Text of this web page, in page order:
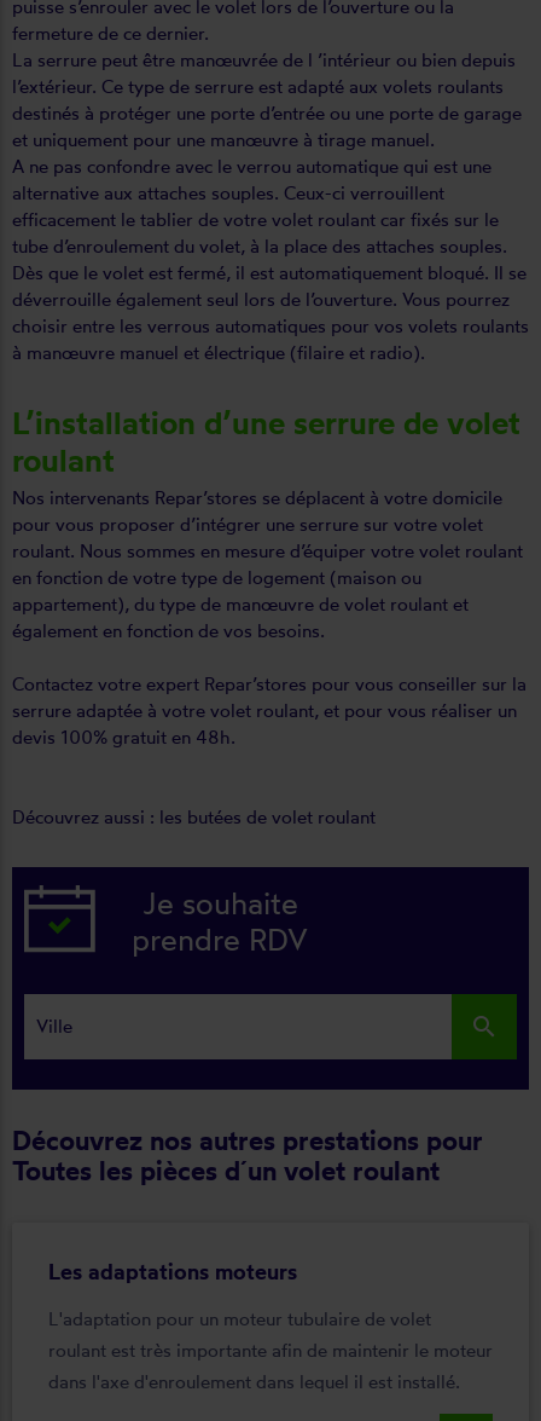
puisse s’enrouler avec le volet lors de l’ouverture ou la
fermeture de ce dernier.
La serrure peut être manœuvrée de l ’intérieur ou bien depuis
l’extérieur. Ce type de serrure est adapté aux volets roulants
destinés à protéger une porte d’entrée ou une porte de garage
et uniquement pour une manœuvre à tirage manuel.
A ne pas confondre avec le verrou automatique qui est une
alternative aux attaches souples. Ceux-ci verrouillent
efficacement le tablier de votre volet roulant car fixés sur le
tube d’enroulement du volet, à la place des attaches souples.
Dès que le volet est fermé, il est automatiquement bloqué. Il se
déverrouille également seul lors de l’ouverture. Vous pourrez
choisir entre les verrous automatiques pour vos volets roulants
à manœuvre manuel et électrique (filaire et radio).
L’installation d’une serrure de volet
roulant
Nos intervenants Repar’stores se déplacent à votre domicile
pour vous proposer d’intégrer une serrure sur votre volet
roulant. Nous sommes en mesure d’équiper votre volet roulant
en fonction de votre type de logement (maison ou
appartement), du type de manœuvre de volet roulant et
également en fonction de vos besoins.
Contactez votre expert Repar’stores pour vous conseiller sur la
serrure adaptée à votre volet roulant, et pour vous réaliser un
devis 100% gratuit en 48h.
Découvrez aussi : les butées de volet roulant
Je souhaite
prendre RDV
search
Découvrez nos autres prestations pour
Toutes les pièces d´un volet roulant
Les adaptations moteurs
L'adaptation pour un moteur tubulaire de volet
roulant est très importante afin de maintenir le moteur
dans l'axe d'enroulement dans lequel il est installé.